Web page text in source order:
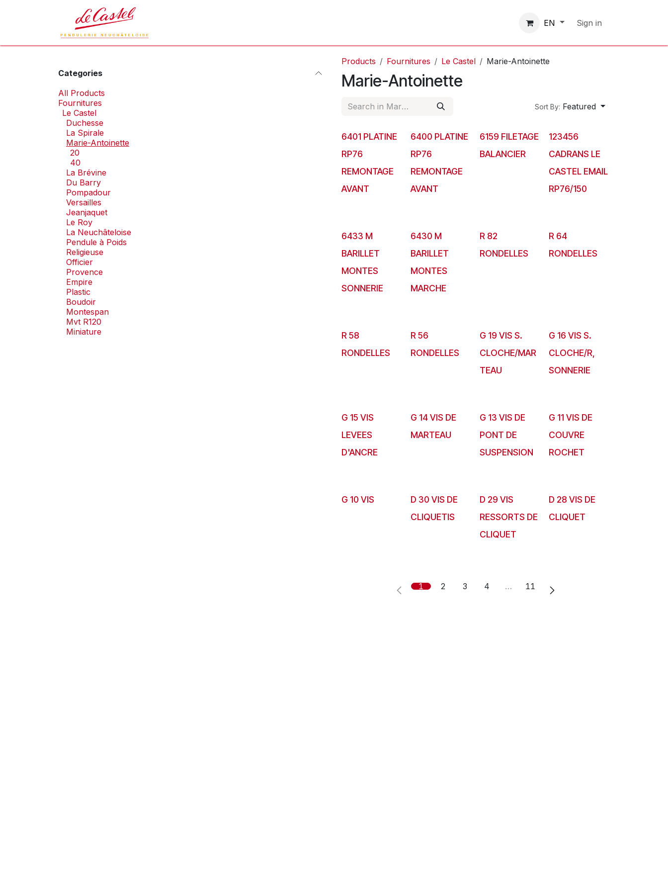
EN Sign in
Categories
All Products
Fournitures
Le Castel
Duchesse
La Spirale
Marie-Antoinette
20
40
La Brévine
Du Barry
Pompadour
Versailles
Jeanjaquet
Le Roy
La Neuchâteloise
Pendule à Poids
Religieuse
Officier
Provence
Empire
Plastic
Boudoir
Montespan
Mvt R120
Miniature
Products Fournitures Le Castel Marie-Antoinette
Marie-Antoinette
Sort By: Featured
6401 PLATINE
RP76
REMONTAGE
AVANT
6400 PLATINE
RP76
REMONTAGE
AVANT
6159 FILETAGE
BALANCIER
123456
CADRANS LE
CASTEL EMAIL
RP76/150
6433 M
BARILLET
MONTES
SONNERIE
6430 M
BARILLET
MONTES
MARCHE
R 82
RONDELLES
R 64
RONDELLES
R 58
RONDELLES
R 56
RONDELLES
G 19 VIS S.
CLOCHE/MAR
TEAU
G 16 VIS S.
CLOCHE/R,
SONNERIE
G 15 VIS
LEVEES
D'ANCRE
G 14 VIS DE
MARTEAU
G 13 VIS DE
PONT DE
SUSPENSION
G 11 VIS DE
COUVRE
ROCHET
G 10 VIS
D 30 VIS DE
CLIQUETIS
D 29 VIS
RESSORTS DE
CLIQUET
D 28 VIS DE
CLIQUET
1 2 3 4 … 11